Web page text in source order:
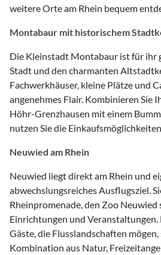
weitere Orte am Rhein bequem
Montabaur mit historischem
Die Kleinstadt Montabaur ist für ihr
Stadt und den charmanten
Fachwerkhäuser, kleine Plätze und
angenehmes Flair. Kombinieren Sie
Höhr-Grenzhausen mit einem
nutzen Sie die
Neuwied am Rhein
Neuwied liegt direkt am Rhein und
abwechslungsreiches Ausflugsziel.
Rheinpromenade, den Zoo
Einrichtungen und Veranstaltungen.
Gäste, die Flusslandschaften
Kombination aus Natur,